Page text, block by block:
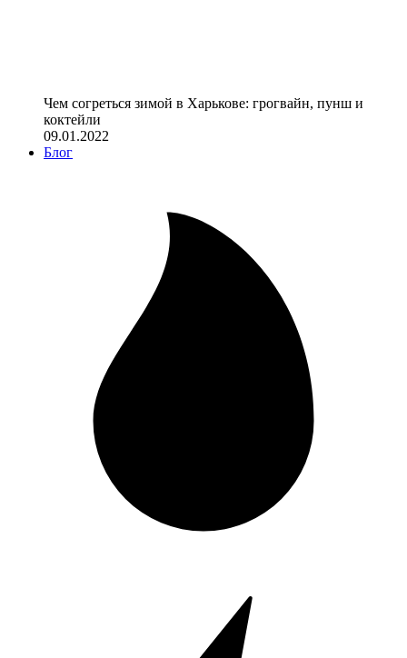
Чем согреться зимой в Харькове: грогвайн, пунш и
коктейли
09.01.2022
Блог